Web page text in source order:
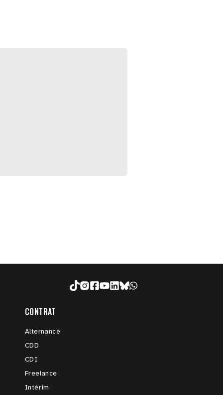
CONTRAT
Alternance
CDD
CDI
Freelance
Intérim